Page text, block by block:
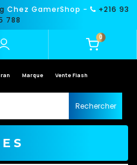
Chez GamerShop -
+216 93
788
0
Marque Vente Flash
Rechercher